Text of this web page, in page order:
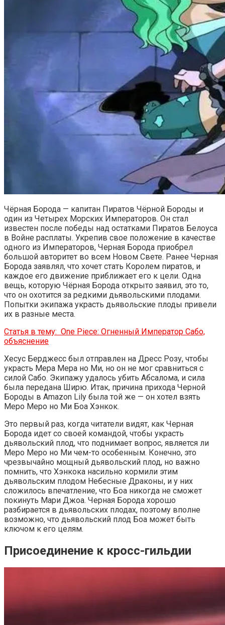
Чёрная Борода — капитан Пиратов Чёрной Бороды и
один из Четырех Морских Императоров. Он стал
известен после победы над остатками Пиратов Белоуса
в Войне расплаты. Укрепив свое положение в качестве
одного из Императоров, Черная Борода приобрел
большой авторитет во всем Новом Свете. Ранее Черная
Борода заявлял, что хочет стать Королем пиратов, и
каждое его движение приближает его к цели. Одна
вещь, которую Чёрная Борода открыто заявил, это то,
что он охотится за редкими дьявольскими плодами.
Попытки экипажа украсть дьявольские плоды привели
их в разные места.
Статья в тему: One Piece: Огненный Император Сабо,
объяснение
Хесус Берджесс был отправлен на Дресс Розу, чтобы
украсть Мера Мера но Ми, но он не мог сравниться с
силой Сабо. Экипажу удалось убить Абсалома, и сила
была передана Ширю. Итак, причина прихода Черной
Бороды в Amazon Lily была той же — он хотел взять
Меро Меро но Ми Боа Хэнкок.
Это первый раз, когда читатели видят, как Черная
Борода идет со своей командой, чтобы украсть
дьявольский плод, что поднимает вопрос, является ли
Меро Меро но Ми чем-то особенным. Конечно, это
чрезвычайно мощный дьявольский плод, но важно
помнить, что Хэнкока насильно кормили этим
дьявольским плодом Небесные Драконы, и у них
сложилось впечатление, что Боа никогда не сможет
покинуть Мари Джоа. Черная Борода хорошо
разбирается в дьявольских плодах, поэтому вполне
возможно, что дьявольский плод Боа может быть
ключом к его целям.
Присоединение к кросс-гильдии